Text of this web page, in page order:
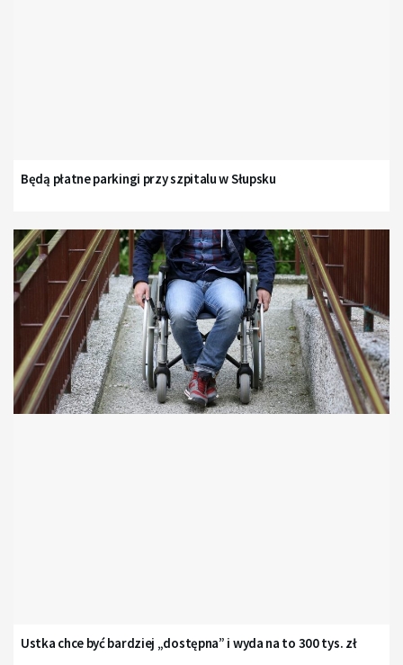
Będą płatne parkingi przy szpitalu w Słupsku
Ustka chce być bardziej „dostępna” i wyda na to 300 tys. zł